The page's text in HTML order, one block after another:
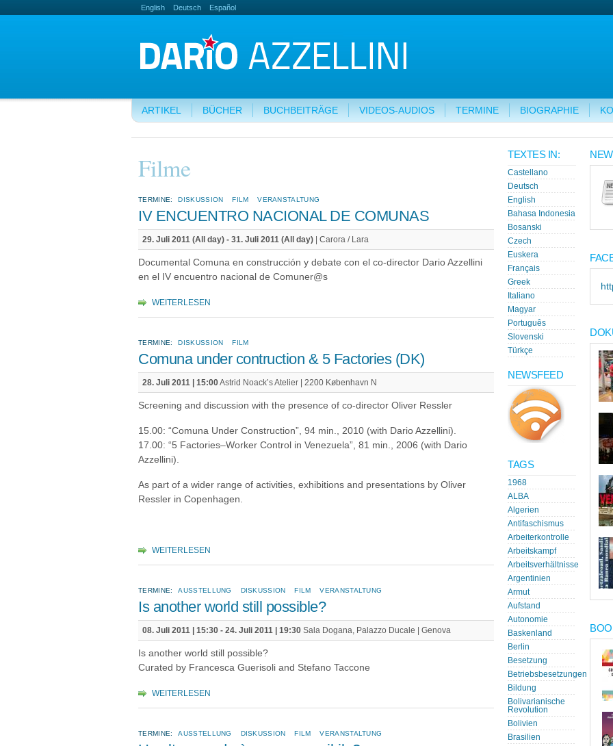
English Deutsch Español
ARTIKEL BÜCHER BUCHBEITRÄGE VIDEOS-AUDIOS TERMINE BIOGRAPHIE
Filme
TERMINE: DISKUSSION FILM VERANSTALTUNG
IV ENCUENTRO NACIONAL DE COMUNAS
29. Juli 2011 (All day) - 31. Juli 2011 (All day) | Carora / Lara
Documental Comuna en construcción y debate con el co-director Dario Azzellini
en el IV encuentro nacional de Comuner@s
WEITERLESEN
TERMINE: DISKUSSION FILM
Comuna under contruction & 5 Factories (DK)
28. Juli 2011 | 15:00Astrid Noack’s Atelier | 2200 København N
Screening and discussion with the presence of co-director Oliver Ressler
15.00: “Comuna Under Construction”, 94 min., 2010 (with Dario Azzellini).
17.00: “5 Factories–Worker Control in Venezuela”, 81 min., 2006 (with Dario
Azzellini).
As part of a wider range of activities, exhibitions and presentations by Oliver
Ressler in Copenhagen.
WEITERLESEN
TERMINE: AUSSTELLUNG DISKUSSION FILM VERANSTALTUNG
Is another world still possible?
08. Juli 2011 | 15:30 - 24. Juli 2011 | 19:30 Sala Dogana, Palazzo Ducale | Genova
Is another world still possible?
Curated by Francesca Guerisoli and Stefano Taccone
WEITERLESEN
TERMINE: AUSSTELLUNG DISKUSSION FILM VERANSTALTUNG
TEXTES IN:
Castellano
Deutsch
English
Bahasa Indonesia
Bosanski
Czech
Euskera
Français
Greek
Italiano
Magyar
Português
Slovenski
Türkçe
NEWSFEED
TAGS
1968
ALBA
Algerien
Antifaschismus
Arbeiterkontrolle
Arbeitskampf
Arbeitsverhältnisse
Argentinien
Armut
Aufstand
Autonomie
Baskenland
Berlin
Besetzung
Betriebsbesetzungen
Bildung
Bolivarianische
Revolution
Bolivien
Brasilien